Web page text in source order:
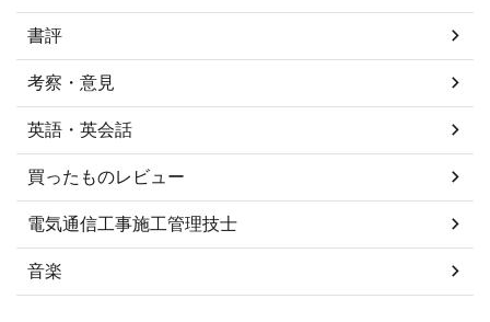
書評
考察・意見
英語・英会話
買ったものレビュー
電気通信工事施工管理技士
音楽